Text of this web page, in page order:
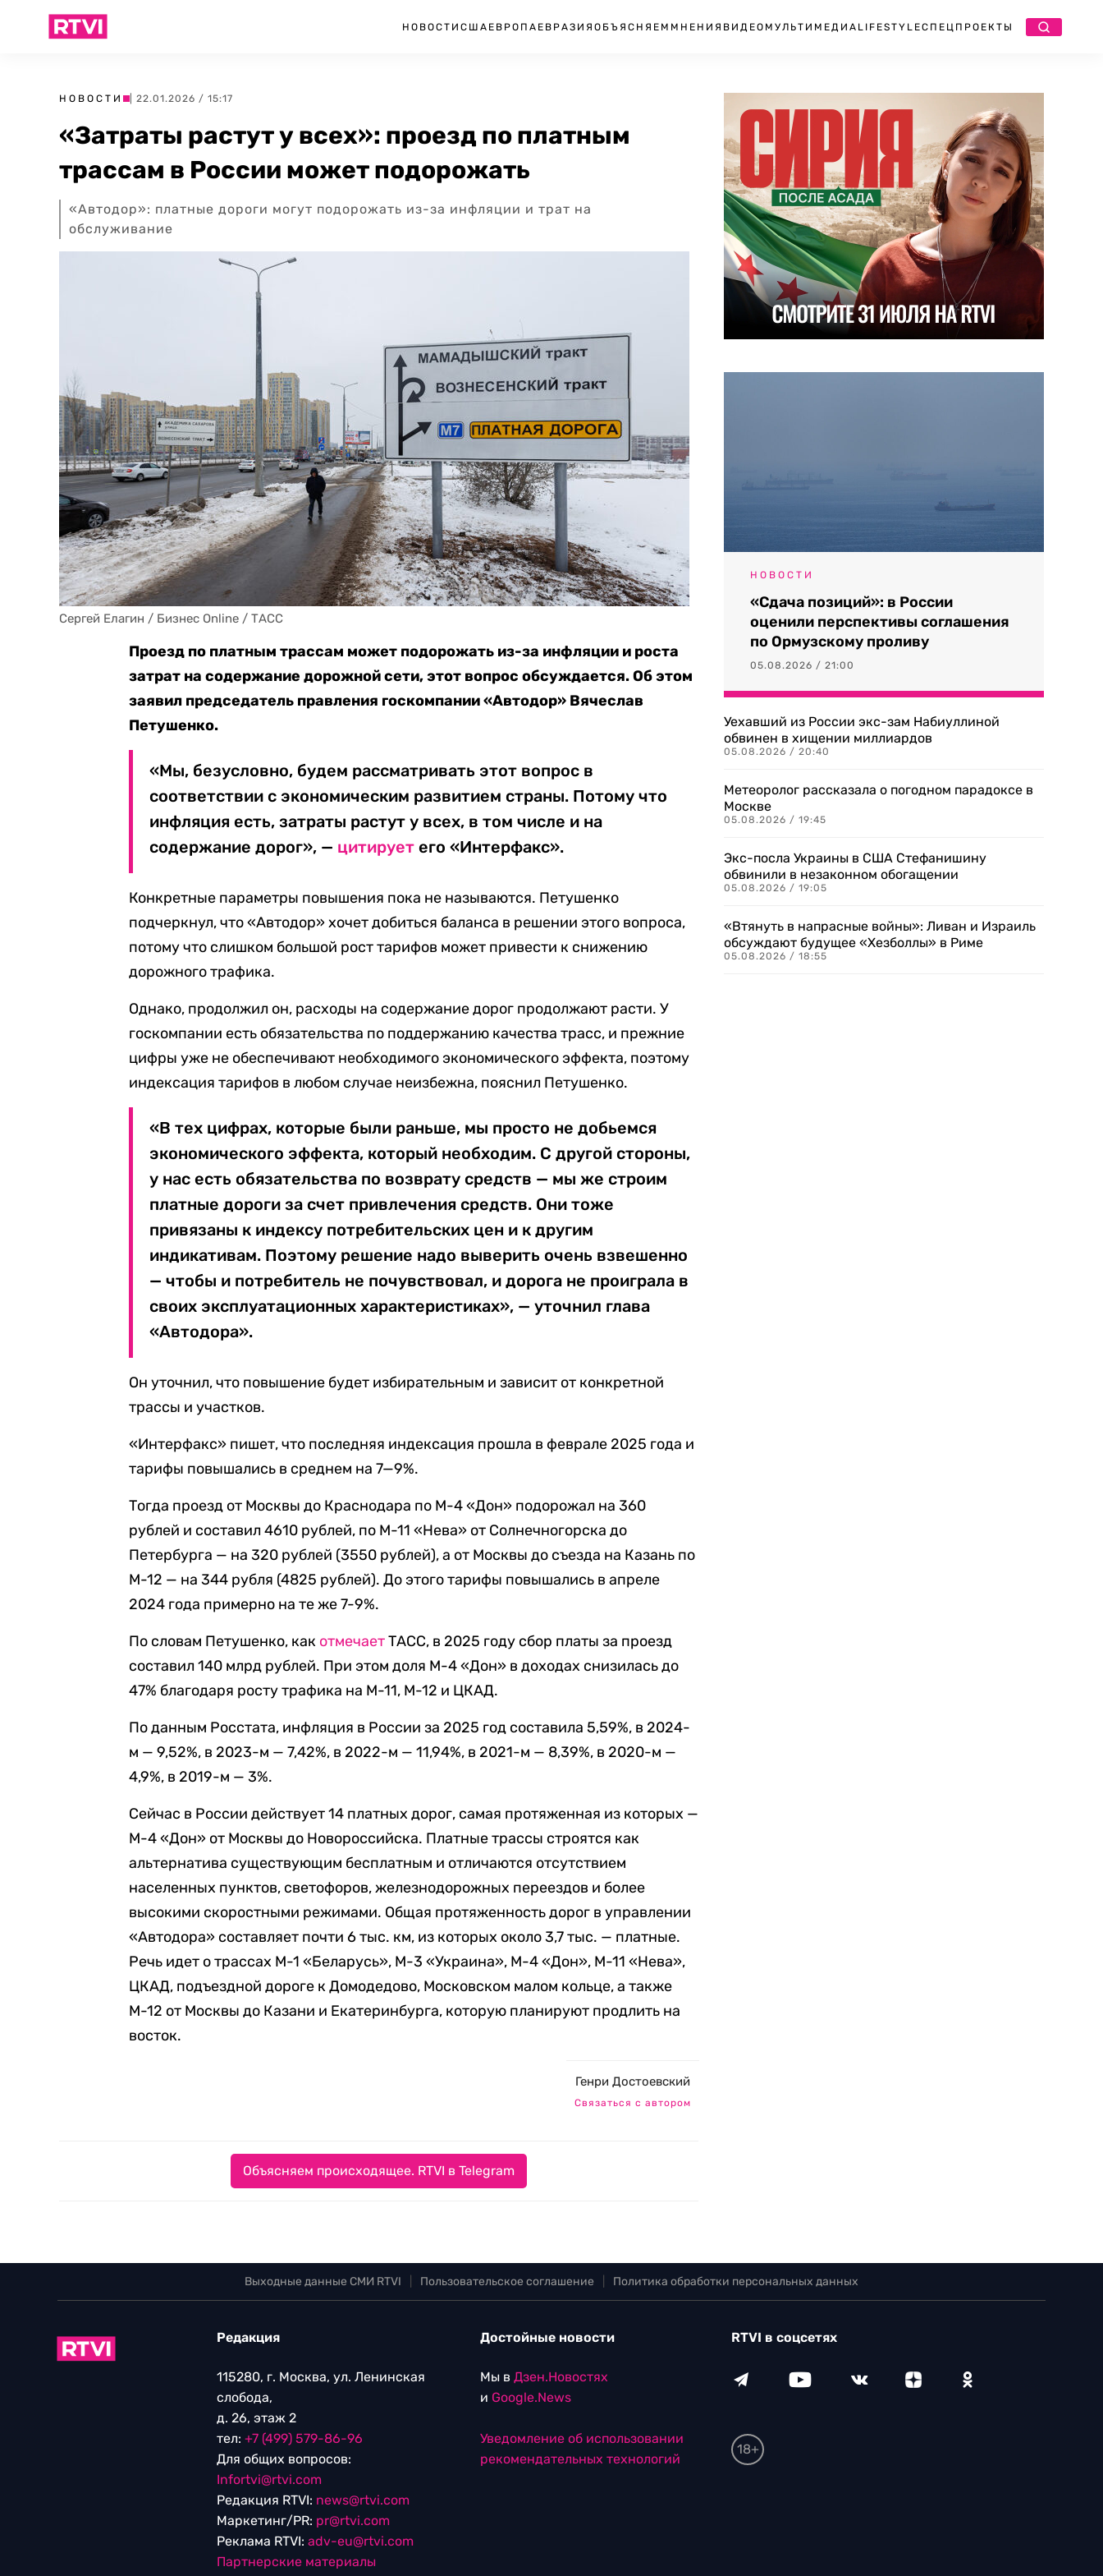
НОВОСТИ США ЕВРОПА ЕВРАЗИЯ ОБЪЯСНЯЕМ МНЕНИЯ ВИДЕО МУЛЬТИМЕДИА LIFESTYLEСПЕЦПРОЕКТЫ
НОВОСТИ | 22.01.2026 / 15:17
«Затраты растут у всех»: проезд по платным
трассам в России может подорожать
«Автодор»: платные дороги могут подорожать из-за инфляции и трат на
обслуживание
Сергей Елагин / Бизнес Online / ТАСС
Проезд по платным трассам может подорожать из-за инфляции и роста
затрат на содержание дорожной сети, этот вопрос обсуждается. Об этом
заявил председатель правления госкомпании «Автодор» Вячеслав
Петушенко.
«Мы, безусловно, будем рассматривать этот вопрос в
соответствии с экономическим развитием страны. Потому что
инфляция есть, затраты растут у всех, в том числе и на
содержание дорог», — цитирует его «Интерфакс».
Конкретные параметры повышения пока не называются. Петушенко
подчеркнул, что «Автодор» хочет добиться баланса в решении этого вопроса,
потому что слишком большой рост тарифов может привести к снижению
дорожного трафика.
Однако, продолжил он, расходы на содержание дорог продолжают расти. У
госкомпании есть обязательства по поддержанию качества трасс, и прежние
цифры уже не обеспечивают необходимого экономического эффекта, поэтому
индексация тарифов в любом случае неизбежна, пояснил Петушенко.
«В тех цифрах, которые были раньше, мы просто не добьемся
экономического эффекта, который необходим. С другой стороны,
у нас есть обязательства по возврату средств — мы же строим
платные дороги за счет привлечения средств. Они тоже
привязаны к индексу потребительских цен и к другим
индикативам. Поэтому решение надо выверить очень взвешенно
— чтобы и потребитель не почувствовал, и дорога не проиграла в
своих эксплуатационных характеристиках», — уточнил глава
«Автодора».
Он уточнил, что повышение будет избирательным и зависит от конкретной
трассы и участков.
«Интерфакс» пишет, что последняя индексация прошла в феврале 2025 года и
тарифы повышались в среднем на 7—9%.
Тогда проезд от Москвы до Краснодара по М-4 «Дон» подорожал на 360
рублей и составил 4610 рублей, по М-11 «Нева» от Солнечногорска до
Петербурга — на 320 рублей (3550 рублей), а от Москвы до съезда на Казань по
М-12 — на 344 рубля (4825 рублей). До этого тарифы повышались в апреле
2024 года примерно на те же 7-9%.
По словам Петушенко, как отмечаетТАСС, в 2025 году сбор платы за проезд
составил 140 млрд рублей. При этом доля М-4 «Дон» в доходах снизилась до
47% благодаря росту трафика на М-11, М-12 и ЦКАД.
По данным Росстата, инфляция в России за 2025 год составила 5,59%, в 2024-
м — 9,52%, в 2023-м — 7,42%, в 2022-м — 11,94%, в 2021-м — 8,39%, в 2020-м —
4,9%, в 2019-м — 3%.
Сейчас в России действует 14 платных дорог, самая протяженная из которых —
М-4 «Дон» от Москвы до Новороссийска. Платные трассы строятся как
альтернатива существующим бесплатным и отличаются отсутствием
населенных пунктов, светофоров, железнодорожных переездов и более
высокими скоростными режимами. Общая протяженность дорог в управлении
«Автодора» составляет почти 6 тыс. км, из которых около 3,7 тыс. — платные.
Речь идет о трассах М-1 «Беларусь», М-3 «Украина», М-4 «Дон», М-11 «Нева»,
ЦКАД, подъездной дороге к Домодедово, Московском малом кольце, а также
М-12 от Москвы до Казани и Екатеринбурга, которую планируют продлить на
восток.
Генри Достоевский
Связаться с автором
Объясняем происходящее. RTVI в Telegram
НОВОСТИ
«Сдача позиций»: в России
оценили перспективы соглашения
по Ормузскому проливу
05.08.2026 / 21:00
Уехавший из России экс-зам Набиуллиной
обвинен в хищении миллиардов
05.08.2026 / 20:40
Метеоролог рассказала о погодном парадоксе в
Москве
05.08.2026 / 19:45
Экс-посла Украины в США Стефанишину
обвинили в незаконном обогащении
05.08.2026 / 19:05
«Втянуть в напрасные войны»: Ливан и Израиль
обсуждают будущее «Хезболлы» в Риме
05.08.2026 / 18:55
Выходные данные СМИ RTVI Пользовательское соглашение Политика обработки персональных данных
Редакция
115280, г. Москва, ул. Ленинская
слобода,
д. 26, этаж 2
тел: +7 (499) 579-86-96
Для общих вопросов:
Infortvi@rtvi.com
Редакция RTVI: news@rtvi.com
Маркетинг/PR: pr@rtvi.com
Реклама RTVI: adv-eu@rtvi.com
Партнерские материалы
Достойные новости
Мы в Дзен.Новостях
и Google.News
Уведомление об использовании
рекомендательных технологий
RTVI в соцсетях
18+